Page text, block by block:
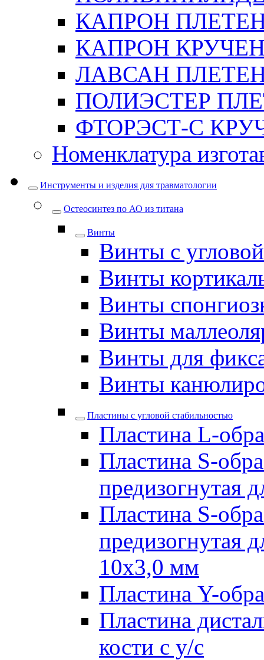
КАПРОН
КАПРОН
ЛАВСАН
ПОЛИЭСТЕР
ФТОРЭСТ-С
Номенклатура
Инструменты и изделия для травматологии
Остеосинтез по АО из титана
Винты
Винты с
Винты
Винты
Винты
Винты для
Винты
Пластины с угловой стабильностью
Пластина L-
Пластина S-
предизогнутая
Пластина S-
предизогнутая
10х3,0 мм
Пластина Y-
Пластина
кости с у/с